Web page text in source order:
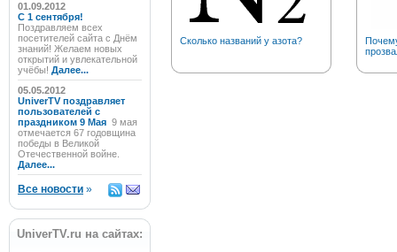
01.09.2012
C 1 сентября!
Поздравляем всех
посетителей сайта с Днём
знаний! Желаем новых
открытий и увлекательной
учёбы! Далее...
05.05.2012
UniverTV поздравляет
пользователей с
праздником 9 Мая 9 мая
отмечается 67 годовщина
победы в Великой
Отечественной войне.
Далее...
Все новости »
UniverTV.ru на сайтах:
Сколько названий у азота?